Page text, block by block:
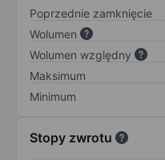
Poprzednie zamknięcie
Wolumen
Wolumen względny
Maksimum
Minimum
Stopy zwrotu